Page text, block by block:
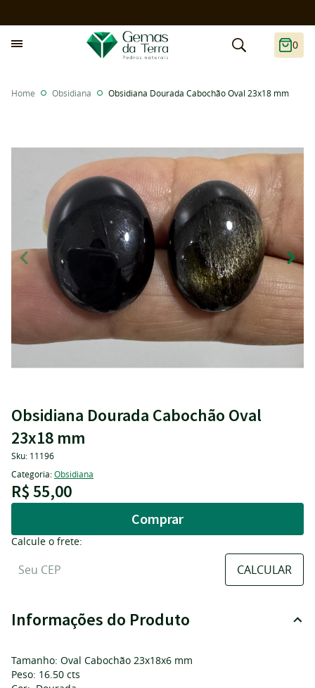
0
Home Obsidiana Obsidiana Dourada Cabochão Oval 23x18 mm
Obsidiana Dourada Cabochão Oval
23x18 mm
Sku: 11196
Categoria:Obsidiana
R$ 55,00
Comprar
Calcule o frete:
Informações do Produto
Tamanho: Oval Cabochão 23x18x6 mm
Peso: 16.50 cts